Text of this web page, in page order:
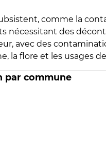
comme la
nécessitant des
avec des
la flore et les usages
par commune